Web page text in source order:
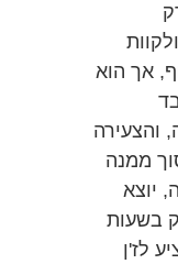
אך הוא
והצעירה
ממנה
יוצא
בשעות
לז'ן